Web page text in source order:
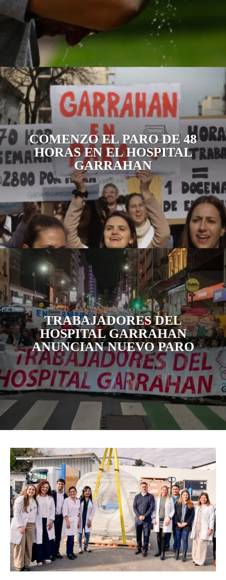
COMENZO EL PARO DE 48
HORAS EN EL HOSPITAL
GARRAHAN
TRABAJADORES DEL
HOSPITAL GARRAHAN
ANUNCIAN NUEVO PARO